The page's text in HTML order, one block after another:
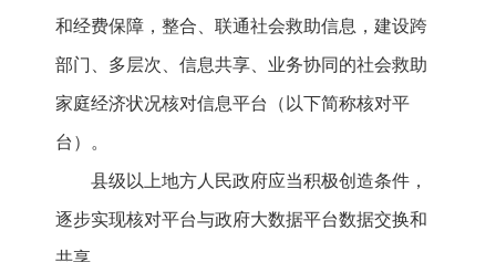
和经费保障，整合、联通社会救助信息，建设跨
部门、多层次、信息共享、业务协同的社会救助
家庭经济状况核对信息平台（以下简称核对平
台）。
县级以上地方人民政府应当积极创造条件，
逐步实现核对平台与政府大数据平台数据交换和
共享。